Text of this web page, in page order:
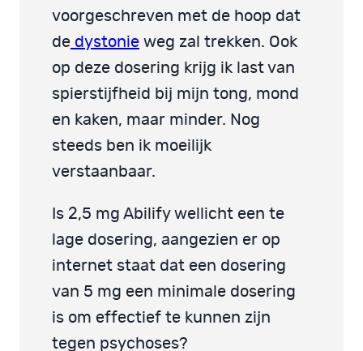
voorgeschreven met de hoop dat
de dystonie weg zal trekken. Ook
op deze dosering krijg ik last van
spierstijfheid bij mijn tong, mond
en kaken, maar minder. Nog
steeds ben ik moeilijk
verstaanbaar.
Is 2,5 mg Abilify wellicht een te
lage dosering, aangezien er op
internet staat dat een dosering
van 5 mg een minimale dosering
is om effectief te kunnen zijn
tegen psychoses?